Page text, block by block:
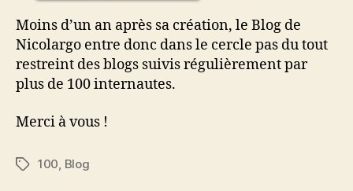
Moins d’un an après sa création, le Blog de
Nicolargo entre donc dans le cercle pas du tout
restreint des blogs suivis régulièrement par
plus de 100 internautes.
Merci à vous !
Étiquettes
100 Blog